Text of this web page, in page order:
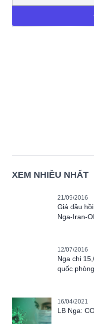
XEM NHIỀU NHẤT
21/09/2016
Giá dầu
Nga-Iran-
12/07/2016
Nga chi
quốc phòng
16/04/2021
LB Nga: